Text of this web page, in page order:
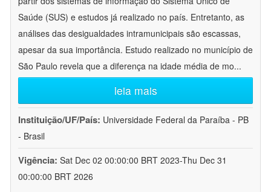
Saúde (SUS) e estudos já realizado no país. Entretanto, as
análises das desigualdades intramunicipais são escassas,
apesar da sua importância. Estudo realizado no município de
São Paulo revela que a diferença na idade média de mo...
leia mais
Instituição/UF/País: Universidade Federal da Paraíba - PB
- Brasil
Vigência: Sat Dec 02 00:00:00 BRT 2023-Thu Dec 31
00:00:00 BRT 2026